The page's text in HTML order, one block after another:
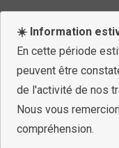
☀️ Information
En cette période
peuvent être
de l'activité de nos
Nous vous
compréhension.